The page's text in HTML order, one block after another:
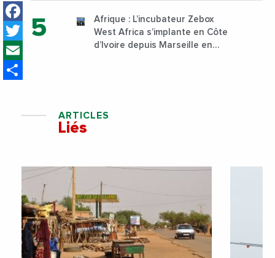
Facebook
Twitter
Afrique : L’incubateur Zebox
West Africa s’implante en Côte
d’Ivoire depuis Marseille en
ARTICLES
Liés